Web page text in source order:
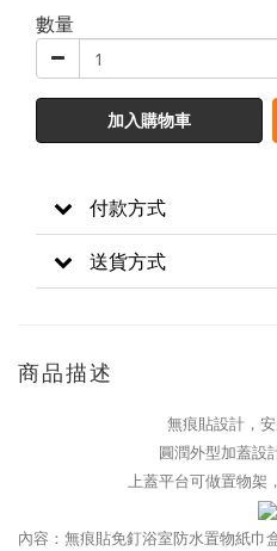
數量
加入購物車
付款方式
送貨方式
商品描述
無痕貼設計，
圓潤外型加蓋設
上蓋平台可做置物架
內容： 無痕貼免釘浴室防水置物紙巾